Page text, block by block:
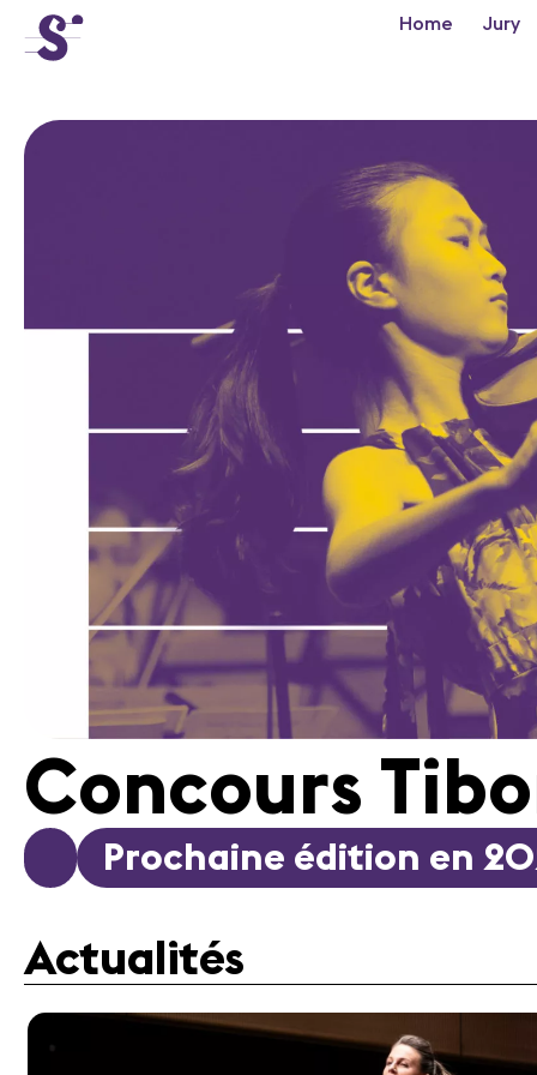
cat-conc
Home Jury
Concours
Prochaine édition en
Actualités